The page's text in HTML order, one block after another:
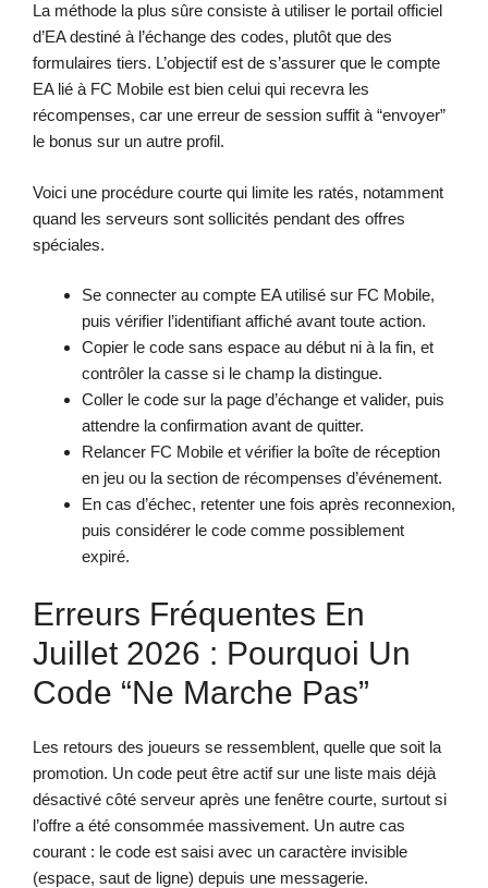
La méthode la plus sûre consiste à utiliser le portail officiel
d’EA destiné à l’échange des codes, plutôt que des
formulaires tiers. L’objectif est de s’assurer que le compte
EA lié à FC Mobile est bien celui qui recevra les
récompenses, car une erreur de session suffit à “envoyer”
le bonus sur un autre profil.
Voici une procédure courte qui limite les ratés, notamment
quand les serveurs sont sollicités pendant des offres
spéciales.
Se connecter au compte EA utilisé sur FC Mobile,
puis vérifier l’identifiant affiché avant toute action.
Copier le code sans espace au début ni à la fin, et
contrôler la casse si le champ la distingue.
Coller le code sur la page d’échange et valider, puis
attendre la confirmation avant de quitter.
Relancer FC Mobile et vérifier la boîte de réception
en jeu ou la section de récompenses d’événement.
En cas d’échec, retenter une fois après reconnexion,
puis considérer le code comme possiblement
expiré.
Erreurs Fréquentes En
Juillet 2026 : Pourquoi Un
Code “ne Marche Pas”
Les retours des joueurs se ressemblent, quelle que soit la
promotion. Un code peut être actif sur une liste mais déjà
désactivé côté serveur après une fenêtre courte, surtout si
l’offre a été consommée massivement. Un autre cas
courant : le code est saisi avec un caractère invisible
(espace, saut de ligne) depuis une messagerie.